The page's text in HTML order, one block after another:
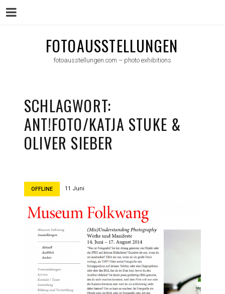
FOTOAUSSTELLUNGEN
fotoausstellungen.com – photo exhibitions
SCHLAGWORT:
ANT!FOTO/KATJA STUKE &
OLIVER SIEBER
OFFLINE 11 Juni
Menu